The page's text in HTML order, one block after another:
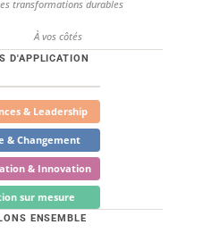
transformations durables
À vos côtés
D'APPLICATION
& Leadership
& Changement
& Innovation
sur mesure
ENSEMBLE